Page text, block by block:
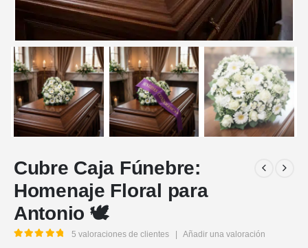
Cubre Caja Fúnebre:
Homenaje Floral para
Antonio 🕊️
5 valoraciones de clientes Añadir una valoración